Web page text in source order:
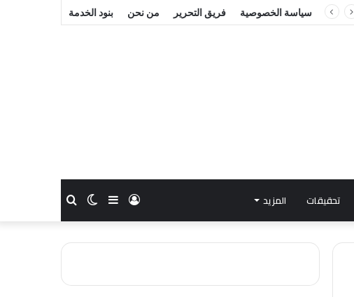
سياسة الخصوصية فريق التحرير من نحن بنود الخدمة
تحقيقات المزيد بحثالوضع
المظلم
إضافة
عمود
جانبي
تسجيل
الدخول